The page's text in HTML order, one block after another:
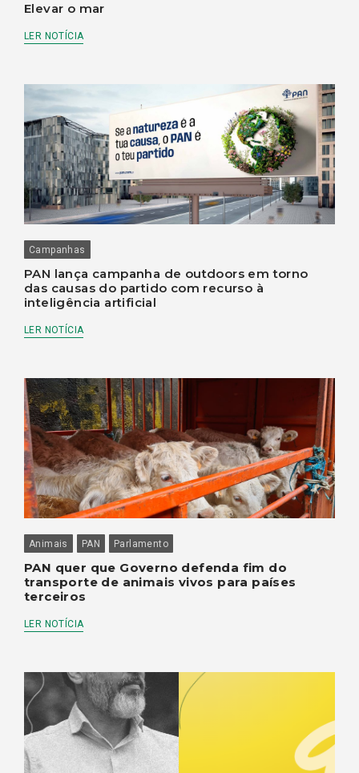
Elevar o mar
LER NOTÍCIA
Campanhas
PAN lança campanha de outdoors em torno
das causas do partido com recurso à
inteligência artificial
LER NOTÍCIA
Animais PAN Parlamento
PAN quer que Governo defenda fim do
transporte de animais vivos para países
terceiros
LER NOTÍCIA